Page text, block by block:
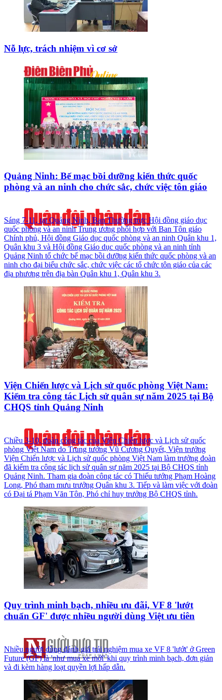
Nỗ lực, trách nhiệm vì cơ sở
Quảng Ninh: Bế mạc bồi dưỡng kiến thức quốc
phòng và an ninh cho chức sắc, chức việc tôn giáo
Sáng 7-11, tại Quảng Ninh, Ban Thường trực Hội đồng giáo dục
quốc phòng và an ninh Trung ương phối hợp với Ban Tôn giáo
Chính phủ, Hội đồng Giáo dục quốc phòng và an ninh Quân khu 1,
Quân khu 3 và Hội đồng Giáo dục quốc phòng và an ninh tỉnh
Quảng Ninh tổ chức bế mạc bồi dưỡng kiến thức quốc phòng và an
ninh cho đại biểu chức sắc, chức việc các tổ chức tôn giáo của các
địa phương trên địa bàn Quân khu 1, Quân khu 3.
Viện Chiến lược và Lịch sử quốc phòng Việt Nam:
Kiểm tra công tác Lịch sử quân sự năm 2025 tại Bộ
CHQS tỉnh Quảng Ninh
Chiều 3-10, đoàn công tác của Viện Chiến lược và Lịch sử quốc
phòng Việt Nam do Trung tướng Vũ Cương Quyết, Viện trưởng
Viện Chiến lược và Lịch sử quốc phòng Việt Nam làm trưởng đoàn
đã kiểm tra công tác lịch sử quân sự năm 2025 tại Bộ CHQS tỉnh
Quảng Ninh. Tham gia đoàn công tác có Thiếu tướng Phạm Hoàng
Long, Phó tham mưu trưởng Quân khu 3. Tiếp và làm việc với đoàn
có Đại tá Phạm Văn Tôn, Phó chỉ huy trưởng Bộ CHQS tỉnh.
Quy trình minh bạch, nhiều ưu đãi, VF 8 'lướt
chuẩn GF' được nhiều người dùng Việt ưu tiên
Nhiều người dùng đánh giá trải nghiệm mua xe VF 8 'lướt' ở Green
Future (GF) là 'như mua xe mới' khi quy trình minh bạch, đơn giản
và đi kèm hàng loạt quyền lợi hấp dẫn.